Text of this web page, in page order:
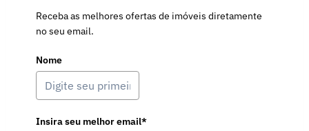
Receba as melhores ofertas de imóveis diretamente
no seu email.
Nome
Insira seu melhor email*